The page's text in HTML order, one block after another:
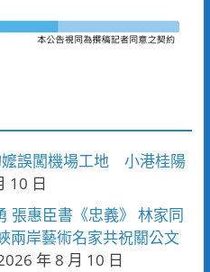
誤闖機場工地 小港桂陽
10 日
張惠臣書《忠義》 林家同
兩岸藝術名家共祝關公文
年 8 月 10 日